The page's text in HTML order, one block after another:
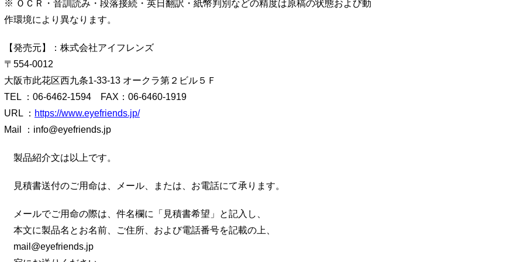
※ ＯＣＲ・音訓読み・段落接続・英日翻訳・紙幣判別などの精度は原稿の状態および動
作環境により異なります。
【発売元】：株式会社アイフレンズ
〒554-0012
大阪市此花区西九条1-33-13 オークラ第２ビル５Ｆ
TEL ：06-6462-1594 FAX：06-6460-1919
URL ： https://www.eyefriends.jp/
Mail ：info@eyefriends.jp
製品紹介文は以上です。
見積書送付のご用命は、メール、または、お電話にて承ります。
メールでご用命の際は、件名欄に「見積書希望」と記入し、
本文に製品名とお名前、ご住所、および電話番号を記載の上、
mail@eyefriends.jp